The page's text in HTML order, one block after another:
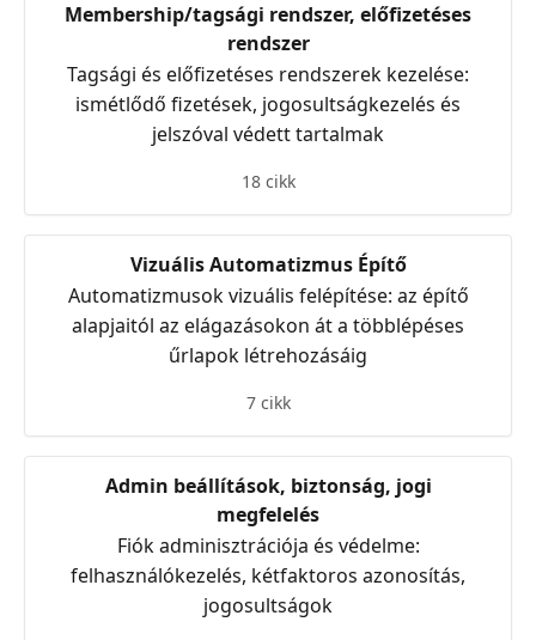
Membership/tagsági rendszer, előfizetéses
rendszer
Tagsági és előfizetéses rendszerek kezelése:
ismétlődő fizetések, jogosultságkezelés és
jelszóval védett tartalmak
18 cikk
Vizuális Automatizmus Építő
Automatizmusok vizuális felépítése: az építő
alapjaitól az elágazásokon át a többlépéses
űrlapok létrehozásáig
7 cikk
Admin beállítások, biztonság, jogi
megfelelés
Fiók adminisztrációja és védelme:
felhasználókezelés, kétfaktoros azonosítás,
jogosultságok